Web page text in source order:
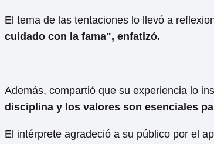
El tema de las tentaciones lo llevó a
cuidado con la fama", enfatizó.
Además, compartió que su experiencia lo
disciplina y los valores son esenciales
El intérprete agradeció a su público por el